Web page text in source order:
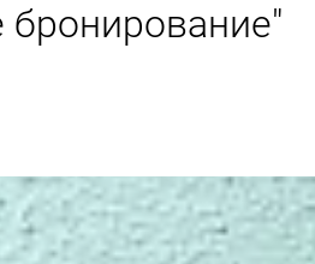
бронирование"